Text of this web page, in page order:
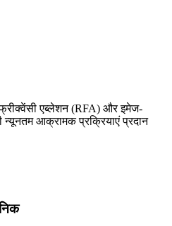
एब्लेशन (RFA) और इमेज-
न्यूनतम आक्रामक प्रक्रियाएं प्रदान